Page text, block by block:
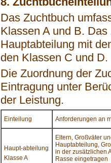
Das Zuchtbuch
Klassen A und B.
Hauptabteilung mit
den Klassen C und D.
Die Zuordnung der
Eintragung unter
der Leistung.
Einteilung Anforderungen an
Haupt-abteilung
Klasse A
Eltern, Großväter
Hauptabteilung,
in der zusätzlichen
Rasse eingetragen